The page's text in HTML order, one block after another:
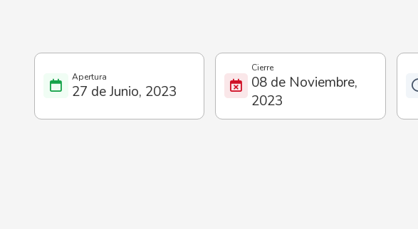
27 de Junio, 2023
08 de Noviembre,
2023